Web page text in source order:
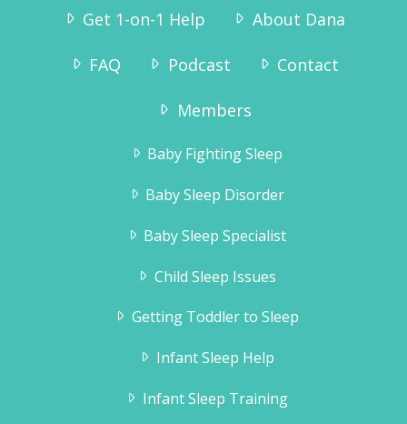
Get 1-on-1 Help About Dana
FAQ Podcast Contact
Members
Baby Fighting Sleep
Baby Sleep Disorder
Baby Sleep Specialist
Child Sleep Issues
Getting Toddler to Sleep
Infant Sleep Help
Infant Sleep Training